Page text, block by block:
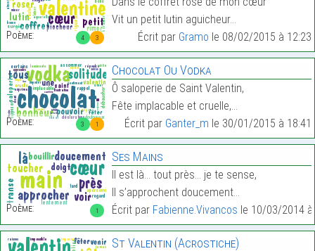
4 3
Poème:
Vit un petit lutin aguicheur…
Écrit par Gramo le 08/02/2015 à 12:23
3 1
Poème:
Chocolat Ou Vodka
Ô saloperie de Saint Valentin,
Fête implacable et cruelle,…
Écrit par Ganter_m le 30/01/2015 à 18:41
1
Poème:
Ses Mains
Il est là… tout près… je te sense,
Il s’approchent doucement…
Écrit par Fabienne.Vivancos le 10/03/2014 à
St Valentin (Acrostiche)